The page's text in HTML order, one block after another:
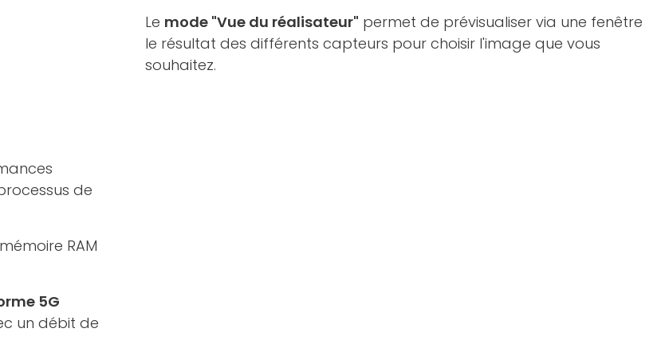
Le mode "Vue du réalisateur" permet de prévisualiser via une fenêtre
le résultat des différents capteurs pour choisir l'image que vous
souhaitez.
de
RAM
5G
un débit de